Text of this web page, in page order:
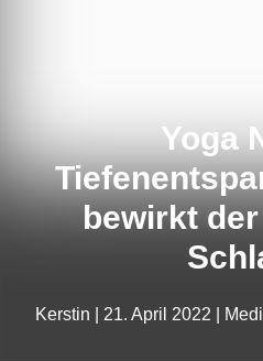
Yoga
bewirkt
Kerstin 21. April 2022